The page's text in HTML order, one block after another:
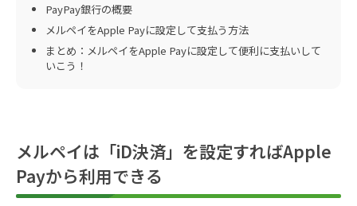
PayPay銀行の概要
メルペイをApple Payに設定して支払う方法
まとめ：メルペイをApple Payに設定して便利に支払いして
いこう！
メルペイは「iD決済」を設定すればApple
Payから利用できる